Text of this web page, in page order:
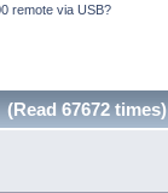
remote via USB?
67672 times)